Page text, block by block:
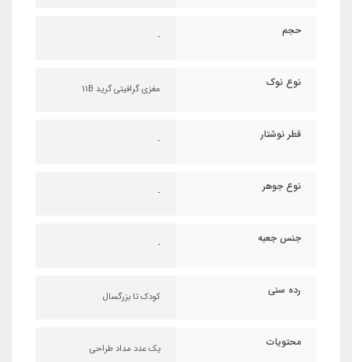
حجم -
نوع نوک مغزی گرافیتی گرید 11B
قطر نوشتار -
نوع جوهر -
جنس جعبه -
رده سنی کودک تا بزرگسال
محتویات یک عدد مداد طراحی